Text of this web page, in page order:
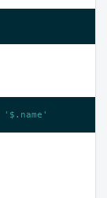
'$.name'